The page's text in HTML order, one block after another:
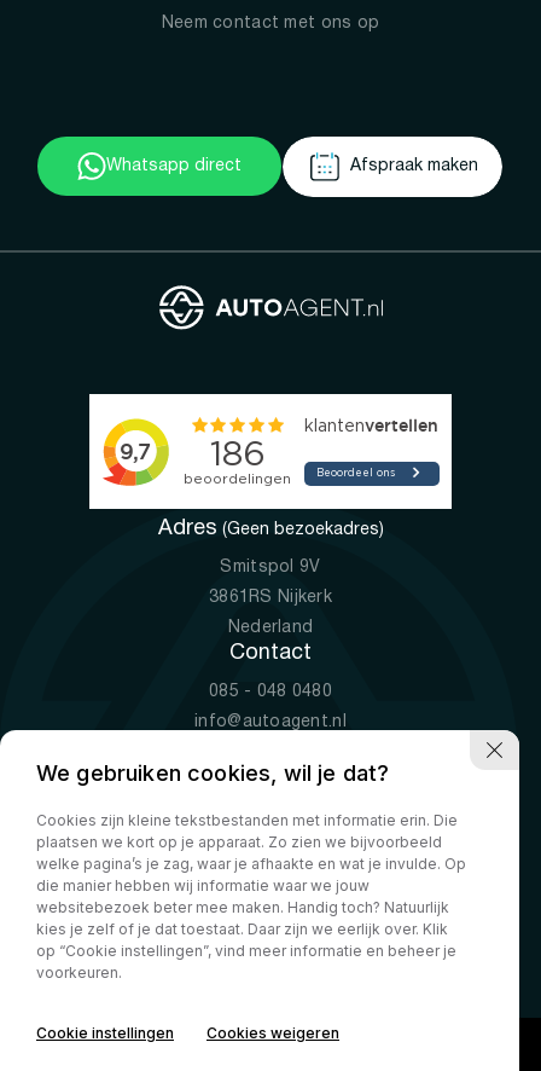
Neem contact met ons op
Whatsapp direct Afspraak maken
Adres (Geen bezoekadres)
Smitspol 9V
3861RS Nijkerk
Nederland
Contact
085 - 048 0480
info@autoagent.nl
Openingstijden
Ma-Vr
09:00 - 19:00
Za
10:00 - 17:00
Zo
Gesloten
AanbodFinancial leaseEquipment leaseOperational lease
Over onsFAQCalculatorContactPrivacy Policy
We gebruiken cookies, wil je dat?
Cookies zijn kleine tekstbestanden met informatie erin. Die
plaatsen we kort op je apparaat. Zo zien we bijvoorbeeld
welke pagina’s je zag, waar je afhaakte en wat je invulde. Op
die manier hebben wij informatie waar we jouw
websitebezoek beter mee maken. Handig toch? Natuurlijk
kies je zelf of je dat toestaat. Daar zijn we eerlijk over. Klik
op “Cookie instellingen”, vind meer informatie en beheer je
voorkeuren.
Cookie instellingen Cookies weigeren